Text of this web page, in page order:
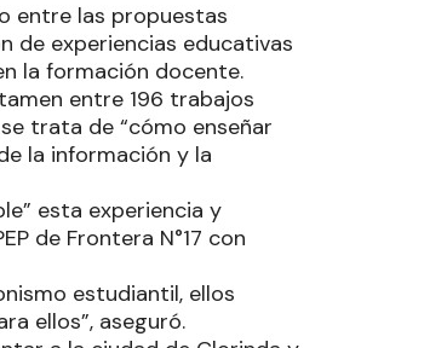
entre las propuestas
de experiencias educativas
la formación docente.
entre 196 trabajos
trata de “cómo enseñar
la información y la
esta experiencia y
de Frontera N°17 con
estudiantil, ellos
ellos”, aseguró.